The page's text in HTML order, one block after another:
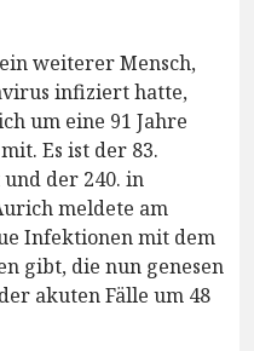
weiterer Mensch,
infiziert hatte,
um eine 91 Jahre
Es ist der 83.
der 240. in
meldete am
Infektionen mit dem
gibt, die nun genesen
akuten Fälle um 48